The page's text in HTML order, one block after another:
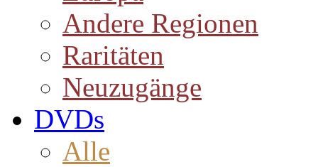
Andere Regionen
Raritäten
Neuzugänge
DVDs
Alle